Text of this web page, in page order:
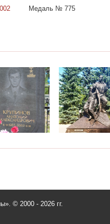
Медаль № 775
© 2000 - 2026 гг.